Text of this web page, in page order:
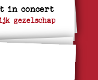
in concert
gezelschap